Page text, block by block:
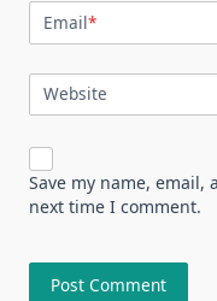
Email*
Website
Save my name,
next time I comment.